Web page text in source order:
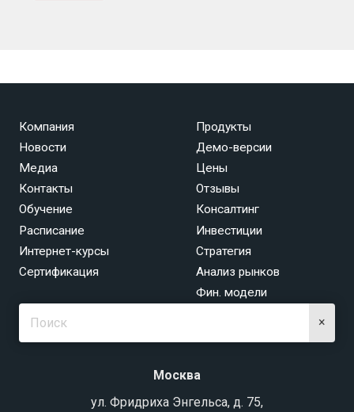
Компания
Новости
Медиа
Контакты
Продукты
Демо-версии
Цены
Отзывы
Обучение
Расписание
Интернет-курсы
Сертификация
Консалтинг
Инвестиции
Стратегия
Анализ рынков
Фин. модели
×
Москва
ул. Фридриха Энгельса, д. 75,